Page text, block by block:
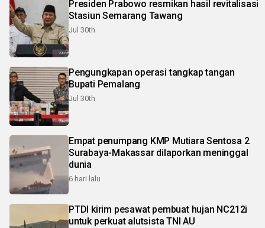
Presiden Prabowo resmikan hasil revitalisasi
Stasiun Semarang Tawang
Jul 30th
Pengungkapan operasi tangkap tangan
Bupati Pemalang
Jul 30th
Empat penumpang KMP Mutiara Sentosa 2
Surabaya-Makassar dilaporkan meninggal
dunia
6 hari lalu
PTDI kirim pesawat pembuat hujan NC212i
untuk perkuat alutsista TNI AU